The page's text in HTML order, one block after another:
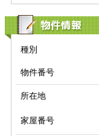
物件情報
種別
物件番号
所在地
家屋番号